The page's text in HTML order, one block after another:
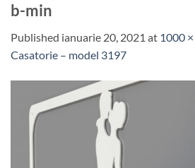
b-min
Published ianuarie 20, 2021 at 1000
Casatorie – model 3197